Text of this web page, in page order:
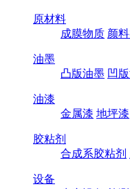
原材料
成膜物质 颜
油墨
凸版油墨 凹
油漆
金属漆 地坪漆
胶粘剂
合成系胶粘剂
设备